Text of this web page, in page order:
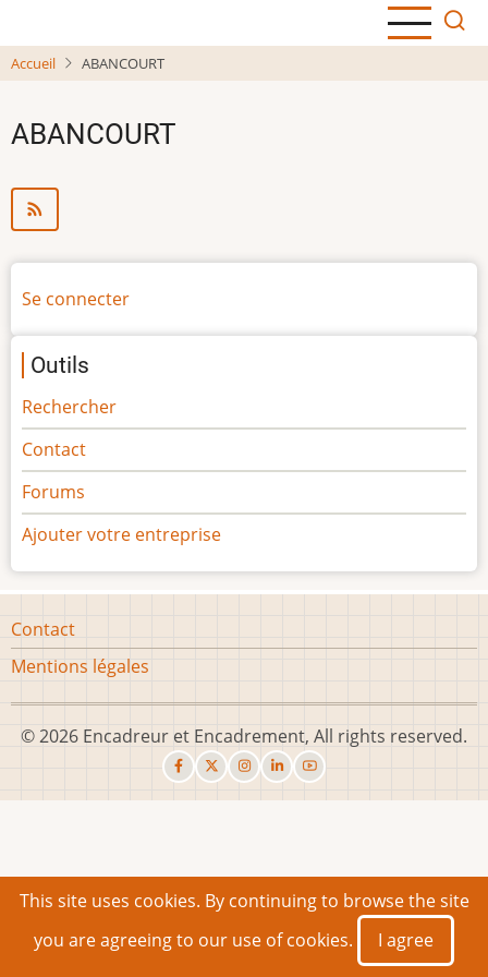
au
contenu
Accueil ABANCOURT
ABANCOURT
Menu
compte
de
l'utilisateur
Se connecter
Outils
Rechercher
Contact
Forums
Ajouter votre entreprise
Footer
menu
Contact
Mentions légales
© 2026 Encadreur et Encadrement, All rights reserved.
This site uses cookies. By continuing to browse the site
you are agreeing to our use of cookies.
I agree